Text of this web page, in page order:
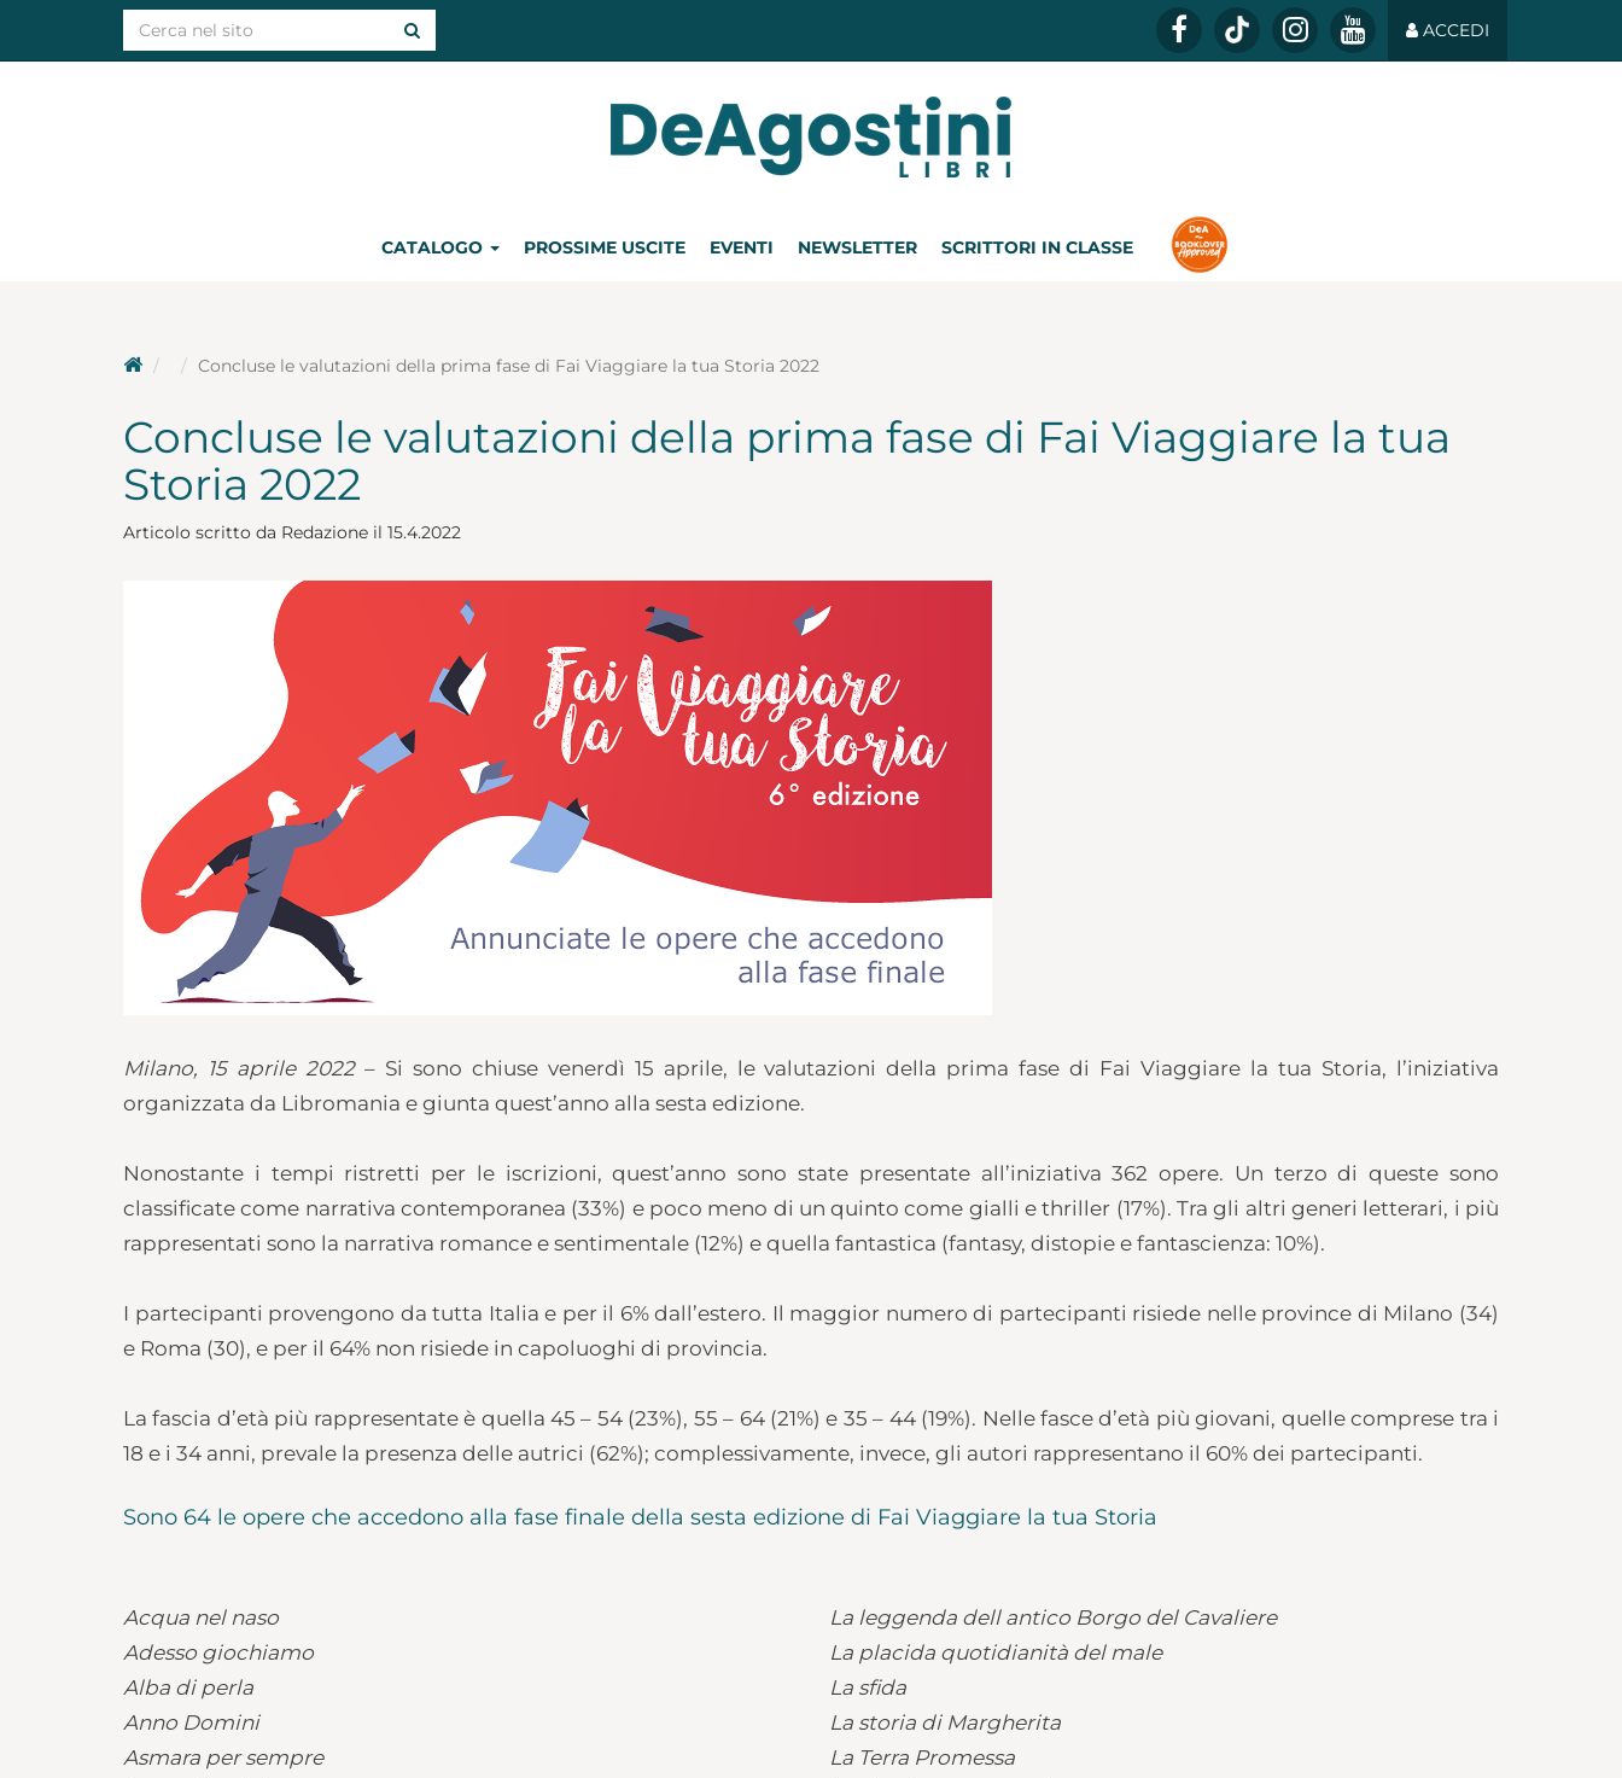
ACCEDI
CATALOGO PROSSIME USCITE EVENTI NEWSLETTER SCRITTORI IN CLASSE
Concluse le valutazioni della prima fase di Fai Viaggiare la tua Storia 2022
Concluse le valutazioni della prima fase di Fai Viaggiare la tua
Storia 2022
Articolo scritto da Redazione il 15.4.2022
Milano, 15 aprile 2022– Si sono chiuse venerdì 15 aprile, le valutazioni della prima fase di Fai Viaggiare la tua Storia, l’iniziativa
organizzata da Libromania e giunta quest’anno alla sesta edizione.
Nonostante i tempi ristretti per le iscrizioni, quest’anno sono state presentate all’iniziativa 362 opere. Un terzo di queste sono
classificate come narrativa contemporanea (33%) e poco meno di un quinto come gialli e thriller (17%). Tra gli altri generi letterari, i più
rappresentati sono la narrativa romance e sentimentale (12%) e quella fantastica (fantasy, distopie e fantascienza: 10%).
I partecipanti provengono da tutta Italia e per il 6% dall’estero. Il maggior numero di partecipanti risiede nelle province di Milano (34)
e Roma (30), e per il 64% non risiede in capoluoghi di provincia.
La fascia d’età più rappresentate è quella 45 – 54 (23%), 55 – 64 (21%) e 35 – 44 (19%). Nelle fasce d’età più giovani, quelle comprese tra i
18 e i 34 anni, prevale la presenza delle autrici (62%); complessivamente, invece, gli autori rappresentano il 60% dei partecipanti.
Sono 64 le opere che accedono alla fase finale della sesta edizione di Fai Viaggiare la tua Storia
Acqua nel naso
Adesso giochiamo
Alba di perla
Anno Domini
Asmara per sempre
La leggenda dell antico Borgo del Cavaliere
La placida quotidianità del male
La sfida
La storia di Margherita
La Terra Promessa